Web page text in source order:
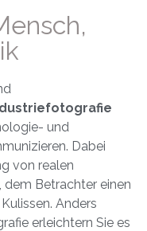
und
Dabei
von realen
dem Betrachter einen
Anders
erleichtern Sie es